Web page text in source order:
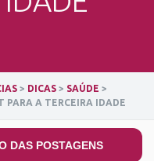
> DICAS > SAÚDE >
PARA A TERCEIRA IDADE
DAS POSTAGENS